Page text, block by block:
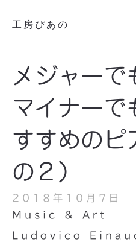
工房ぴあの
メジャーで
マイナーで
すすめのピ
の２）
2018年10月7日
Music & Art
Ludovico